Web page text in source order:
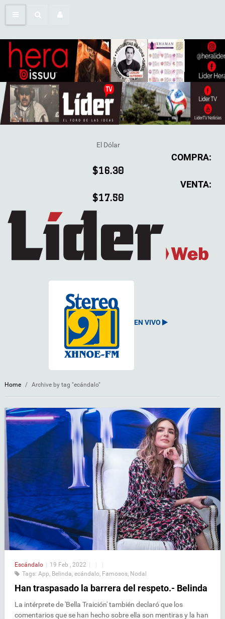
El Dólar
COMPRA:
$16.30
VENTA:
$17.50
EN VIVO
Home / Archive by tag "ecándalo"
Escándalo | 19 Feb , 2022 | |
|
Tags: App Belinda ecándalo Famosos Nodal
Han traspasado la barrera del respeto.- Belinda
La intérprete de 'Bella Traición' también declaró que los
comentarios que se han hecho sobre ella son mentiras y la han